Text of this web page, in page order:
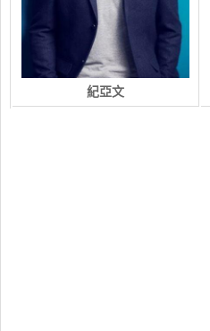
紀亞文